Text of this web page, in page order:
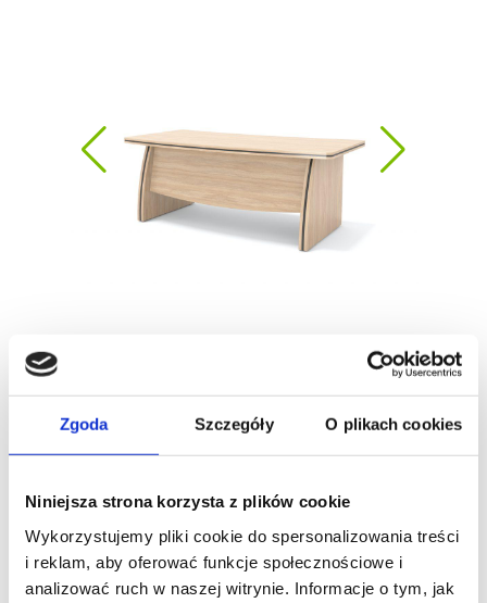
Zgoda Szczegóły O plikach cookies
Niniejsza strona korzysta z plików cookie
Wykorzystujemy pliki cookie do spersonalizowania treści
i reklam, aby oferować funkcje społecznościowe i
analizować ruch w naszej witrynie. Informacje o tym, jak